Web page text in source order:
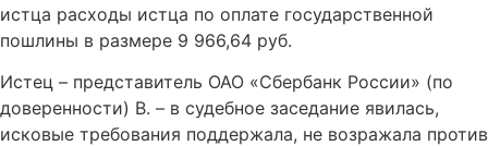
истца расходы истца по оплате государственной
пошлины в размере 9 966,64 руб.
Истец – представитель ОАО «Сбербанк России» (по
доверенности) В. – в судебное заседание явилась,
исковые требования поддержала, не возражала против